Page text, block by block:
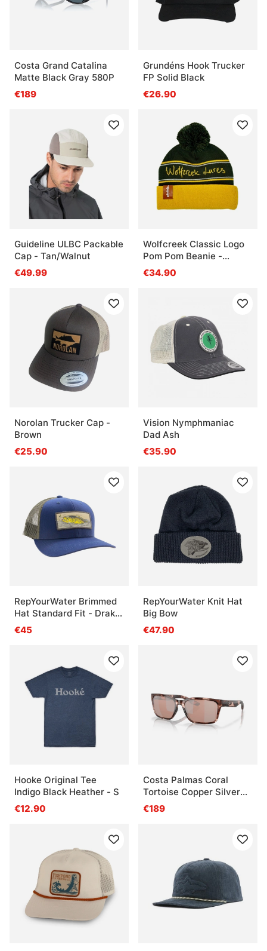
Costa Grand Catalina
Matte Black Gray 580P
€189
Grundéns Hook Trucker
FP Solid Black
€26.90
Guideline ULBC Packable
Cap - Tan/Walnut
€49.99
Wolfcreek Classic Logo
Pom Pom Beanie -
Mustard/Green
€34.90
Norolan Trucker Cap -
Brown
€25.90
Vision Nymphmaniac
Dad Ash
€35.90
RepYourWater Brimmed
Hat Standard Fit - Drake
Chaser
€45
RepYourWater Knit Hat
Big Bow
€47.90
Hooke Original Tee
Indigo Black Heather - S
€12.90
Costa Palmas Coral
Tortoise Copper Silver
Mirror 580P
€189